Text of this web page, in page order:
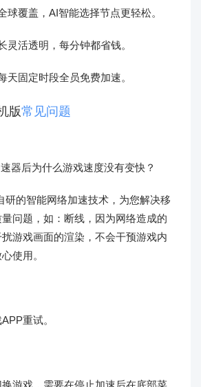
球覆盖，AI智能选择节点更轻松。
灵活透明，每分钟都省钱。
天固定时段全员免费加速。
版常见问题
器后为什么游戏速度没有变快？
研的智能网络加速技术，为您解决移
问题，如：断线，因为网络造成的
游戏画面的渲染，不会干预游戏内
使用。
重试。
游戏，需要在停止加速后在底部菜